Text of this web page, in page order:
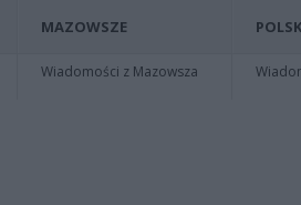
MAZOWSZE
Wiadomości z Mazowsza